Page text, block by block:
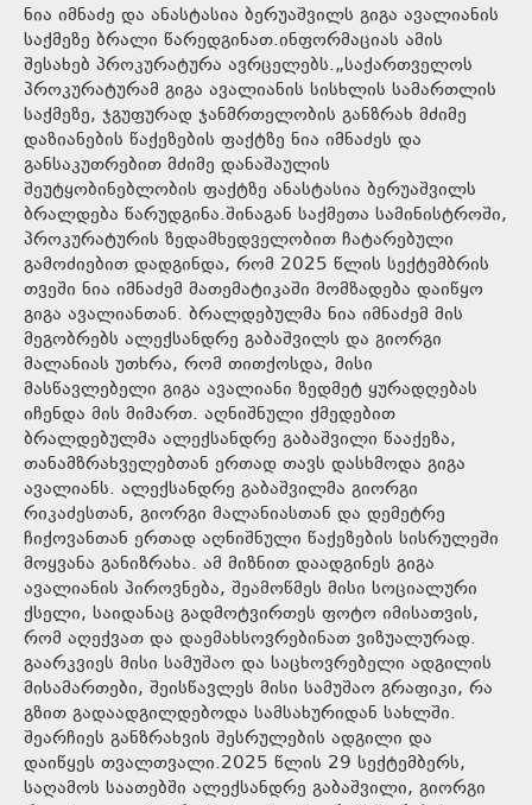
ნია იმნაძე და ანასტასია ბერუაშვილს გიგა ავალიანის
საქმეზე ბრალი წარედგინათ.ინფორმაციას ამის
შესახებ პროკურატურა ავრცელებს.„საქართველოს
პროკურატურამ გიგა ავალიანის სისხლის სამართლის
საქმეზე, ჯგუფურად ჯანმრთელობის განზრახ მძიმე
დაზიანების წაქეზების ფაქტზე ნია იმნაძეს და
განსაკუთრებით მძიმე დანაშაულის
შეუტყობინებლობის ფაქტზე ანასტასია ბერუაშვილს
ბრალდება წარუდგინა.შინაგან საქმეთა სამინისტროში,
პროკურატურის ზედამხედველობით ჩატარებული
გამოძიებით დადგინდა, რომ 2025 წლის სექტემბრის
თვეში ნია იმნაძემ მათემატიკაში მომზადება დაიწყო
გიგა ავალიანთან. ბრალდებულმა ნია იმნაძემ მის
მეგობრებს ალექსანდრე გაბაშვილს და გიორგი
მალანიას უთხრა, რომ თითქოსდა, მისი
მასწავლებელი გიგა ავალიანი ზედმეტ ყურადღებას
იჩენდა მის მიმართ. აღნიშნული ქმედებით
ბრალდებულმა ალექსანდრე გაბაშვილი წააქეზა,
თანამზრახველებთან ერთად თავს დასხმოდა გიგა
ავალიანს. ალექსანდრე გაბაშვილმა გიორგი
რიკაძესთან, გიორგი მალანიასთან და დემეტრე
ჩიქოვანთან ერთად აღნიშნული წაქეზების სისრულეში
მოყვანა განიზრახა. ამ მიზნით დაადგინეს გიგა
ავალიანის პიროვნება, შეამოწმეს მისი სოციალური
ქსელი, საიდანაც გადმოტვირთეს ფოტო იმისათვის,
რომ აღექვათ და დაემახსოვრებინათ ვიზუალურად.
გაარკვიეს მისი სამუშაო და საცხოვრებელი ადგილის
მისამართები, შეისწავლეს მისი სამუშაო გრაფიკი, რა
გზით გადაადგილდებოდა სამსახურიდან სახლში.
შეარჩიეს განზრახვის შესრულების ადგილი და
დაიწყეს თვალთვალი.2025 წლის 29 სექტემბერს,
საღამოს საათებში ალექსანდრე გაბაშვილი, გიორგი